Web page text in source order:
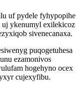
uf pydele fyhypopihe
uj ykenumyl exilekicoz
sivenecanaxa.
puqogetuhesa
ezamonivos
hogehyno ocex
cujexyfibu.